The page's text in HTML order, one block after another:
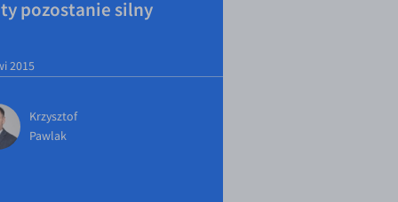
pozostanie silny
2015
Krzysztof
Pawlak